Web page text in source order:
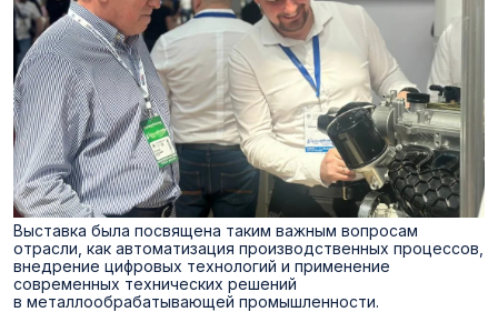
Выставка была посвящена таким важным вопросам
отрасли, как автоматизация производственных процессов,
внедрение цифровых технологий и применение
современных технических решений
в металлообрабатывающей промышленности.